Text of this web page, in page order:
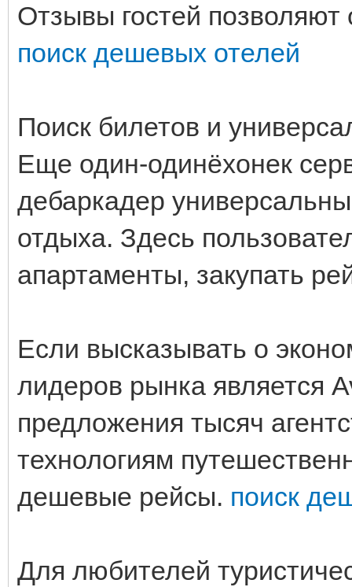
Отзывы гостей
поиск дешевых отелей
Поиск билетов и
Еще один-одинёхонек
дебаркадер
отдыха. Здесь
апартаменты, закупать
Если высказывать о
лидеров рынка является
предложения тысяч
технологиям
дешевые рейсы. поиск
Для любителей